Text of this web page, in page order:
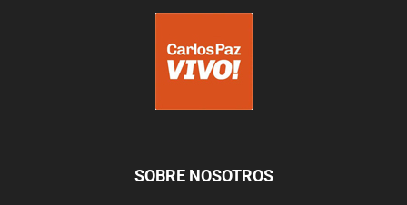
SOBRE NOSOTROS